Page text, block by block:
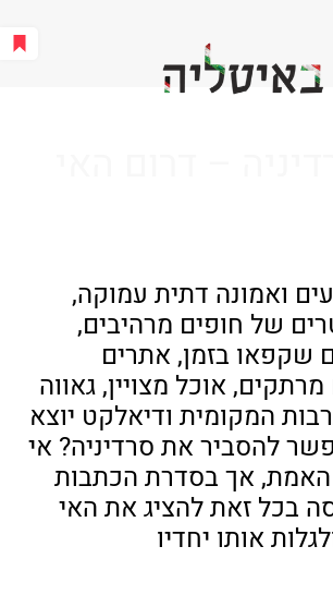
ואמונה דתית עמוקה,
של חופים מרהיבים,
שקפאו בזמן, אתרים
מרתקים, אוכל מצויין, גאווה
המקומית ודיאלקט יוצא
להסביר את סרדיניה? אי
אך בסדרת הכתבות
בכל זאת להציג את האי
אותו יחדיו